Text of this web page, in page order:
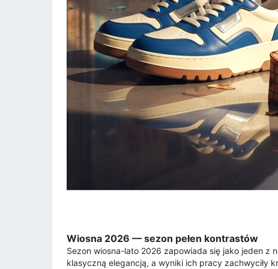
Wiosna 2026 — sezon pełen kontrastów
Sezon wiosna-lato 2026 zapowiada się jako jeden z
klasyczną elegancją, a wyniki ich pracy zachwyciły